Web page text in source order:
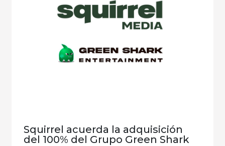
Squirrel acuerda la adquisición
del 100% del Grupo Green Shark